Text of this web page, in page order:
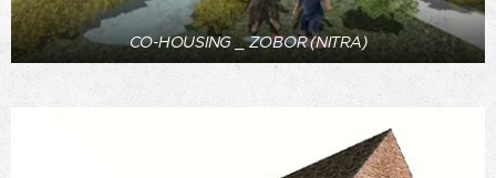
CO-HOUSING _ ZOBOR (NITRA)